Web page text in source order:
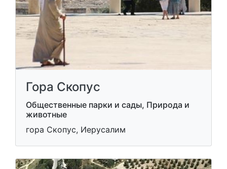
Гора Скопус
Общественные парки и сады, Природа и
животные
гора Скопус, Иерусалим